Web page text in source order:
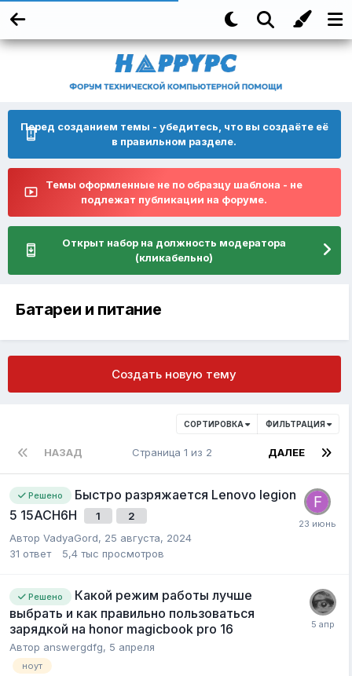
Перед созданием темы - убедитесь, что вы создаёте её
в правильном разделе.
Темы оформленные не по образцу шаблона - не
подлежат публикации на форуме.
Открыт набор на должность модератора
(кликабельно)
Батареи и питание
Создать новую тему
СОРТИРОВКА ФИЛЬТРАЦИЯ
НАЗАД ДАЛЕЕ
Страница 1 из 2
Решено
Быстро разряжается Lenovo legion
5 15ACH6H
1
2
Автор VadyaGord, 25 августа, 2024
31 ответ 5,4 тыс просмотров
Решено
Какой режим работы лучше
выбрать и как правильно пользоваться
зарядкой на honor magicbook pro 16
Автор answergdfg, 5 апреля
ноут